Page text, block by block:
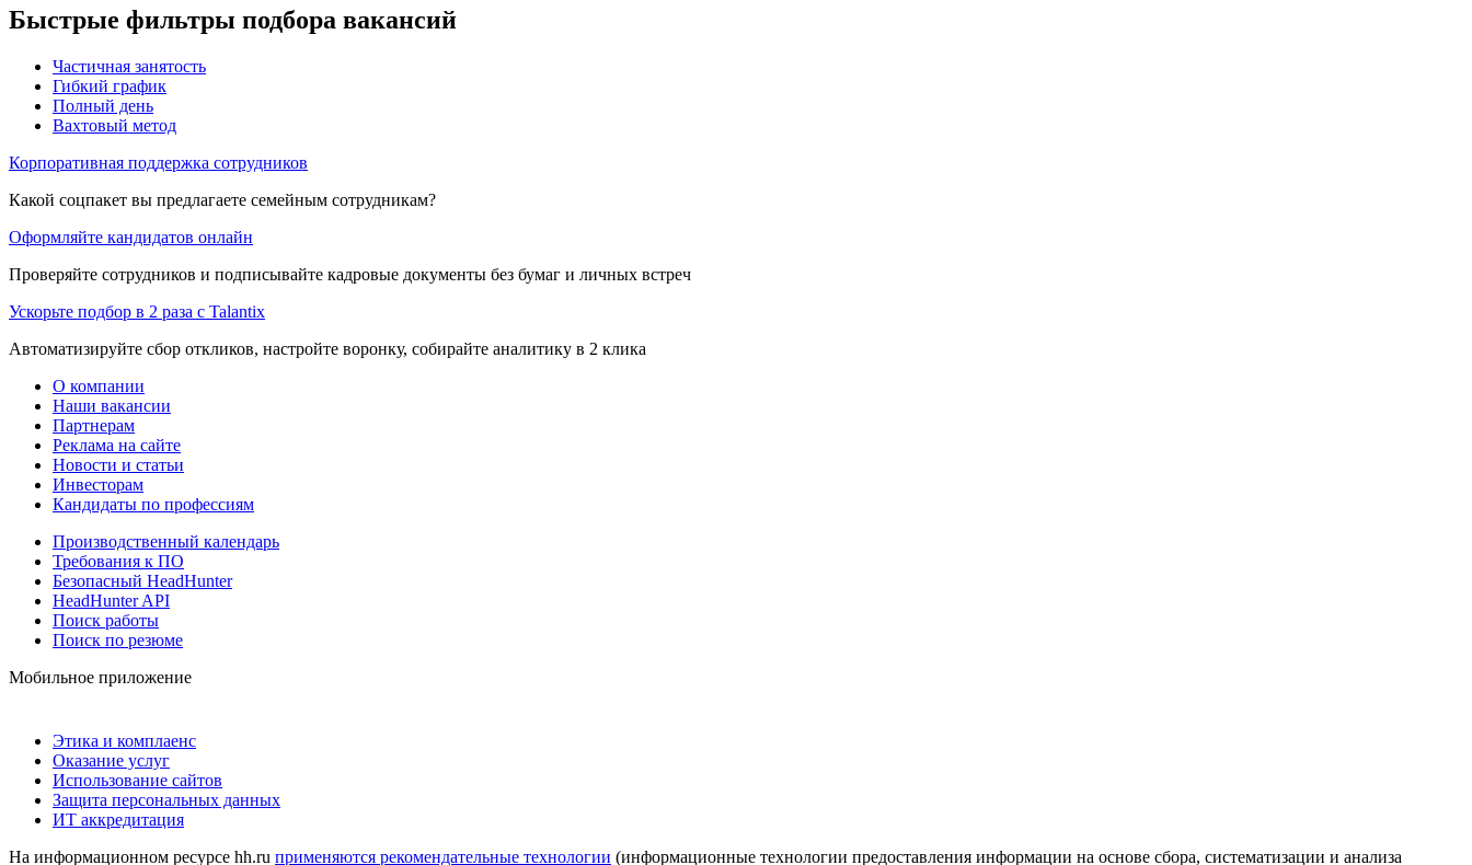
Быстрые фильтры подбора вакансий
Частичная занятость
Гибкий график
Полный день
Вахтовый метод
Корпоративная поддержка сотрудников
Какой соцпакет вы предлагаете семейным сотрудникам?
Оформляйте кандидатов онлайн
Проверяйте сотрудников и подписывайте кадровые документы без бумаг и личных встреч
Ускорьте подбор в 2 раза с Talantix
Автоматизируйте сбор откликов, настройте воронку, собирайте аналитику в 2 клика
О компании
Наши вакансии
Партнерам
Реклама на сайте
Новости и статьи
Инвесторам
Кандидаты по профессиям
Производственный календарь
Требования к ПО
Безопасный HeadHunter
HeadHunter API
Поиск работы
Поиск по резюме
Мобильное приложение
Этика и комплаенс
Оказание услуг
Использование сайтов
Защита персональных данных
ИТ аккредитация
На информационном ресурсе hh.ru применяются рекомендательные технологии (информационные технологии предоставления информации на основе сбора, систематизации и анализа